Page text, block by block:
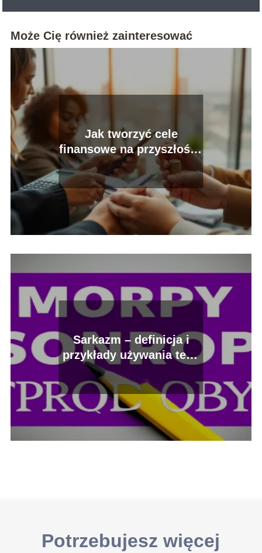
Może Cię również zainteresować
Jak tworzyć cele
finansowe na przyszłość?
Praktyczne porady i
wskazówki
Sarkazm – definicja i
przykłady używania tego
stylu retorycznego
Potrzebujesz więcej